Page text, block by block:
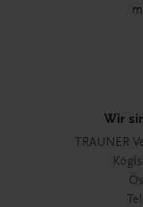
Wir
TRAUNER